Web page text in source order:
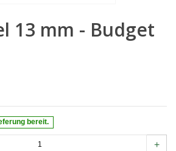
13 mm - Budget
bereit.
+